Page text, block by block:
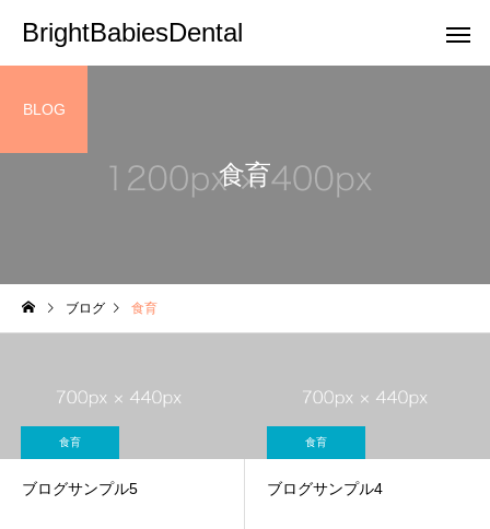
BrightBabiesDental
［岡山市］小児矯正が得意
の４つのポイント
ブログサンプル5
食育
BLOG
ブログ 食育
食育
ブログサンプル5
食育
ブログサンプル4